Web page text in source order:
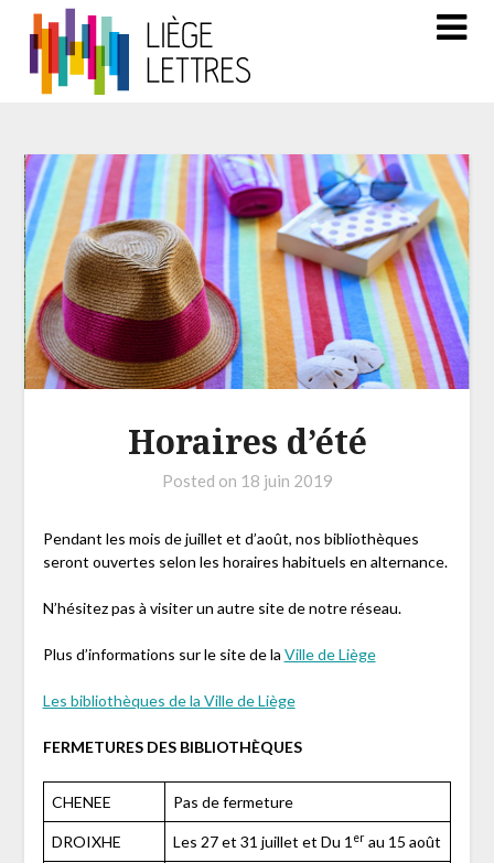
Horaires d’été
Posted on 18 juin 2019
Pendant les mois de juillet et d’août, nos bibliothèques
seront ouvertes selon les horaires habituels en alternance.
N’hésitez pas à visiter un autre site de notre réseau.
Plus d’informations sur le site de la Ville de Liège
Les bibliothèques de la Ville de Liège
FERMETURES DES BIBLIOTHÈQUES
CHENEE Pas de fermeture
DROIXHE Les 27 et 31 juillet et Du 1 erau 15 août